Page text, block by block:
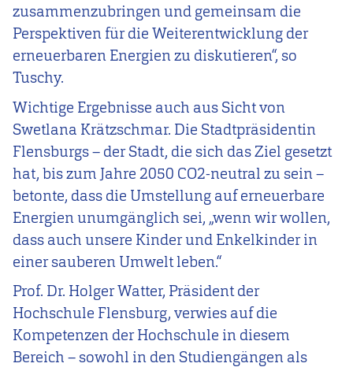
zusammenzubringen und gemeinsam die
Perspektiven für die Weiterentwicklung der
erneuerbaren Energien zu diskutieren“, so
Tuschy.
Wichtige Ergebnisse auch aus Sicht von
Swetlana Krätzschmar. Die Stadtpräsidentin
Flensburgs – der Stadt, die sich das Ziel gesetzt
hat, bis zum Jahre 2050 CO2-neutral zu sein –
betonte, dass die Umstellung auf erneuerbare
Energien unumgänglich sei, „wenn wir wollen,
dass auch unsere Kinder und Enkelkinder in
einer sauberen Umwelt leben.“
Prof. Dr. Holger Watter, Präsident der
Hochschule Flensburg, verwies auf die
Kompetenzen der Hochschule in diesem
Bereich – sowohl in den Studiengängen als